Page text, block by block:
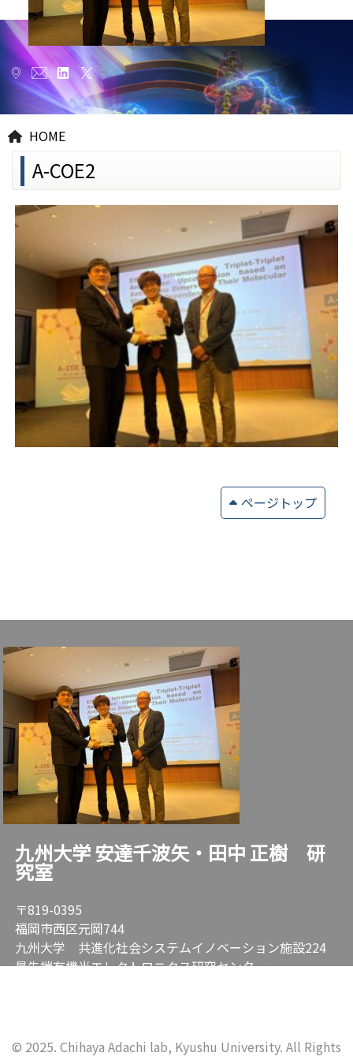
HOME
A-COE2
ページトップ
九州大学 安達千波矢・田中 正樹 研
究室
〒819-0395
福岡市西区元岡744
九州大学 共進化社会システムイノベーション施設224
最先端有機光エレクトロニクス研究センター
© 2025. Chihaya Adachi lab, Kyushu University. All Rights